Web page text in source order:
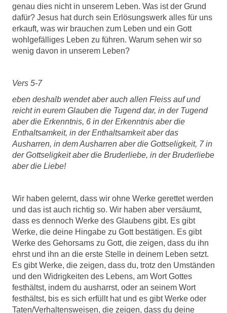
genau dies nicht in unserem Leben. Was ist der Grund
dafür? Jesus hat durch sein Erlösungswerk alles für uns
erkauft, was wir brauchen zum Leben und ein Gott
wohlgefälliges Leben zu führen. Warum sehen wir so
wenig davon in unserem Leben?
Vers 5-7
eben deshalb wendet aber auch allen Fleiss auf und
reicht in eurem Glauben die Tugend dar, in der Tugend
aber die Erkenntnis, 6 in der Erkenntnis aber die
Enthaltsamkeit, in der Enthaltsamkeit aber das
Ausharren, in dem Ausharren aber die Gottseligkeit, 7 in
der Gottseligkeit aber die Bruderliebe, in der Bruderliebe
aber die Liebe!
Wir haben gelernt, dass wir ohne Werke gerettet werden
und das ist auch richtig so. Wir haben aber versäumt,
dass es dennoch Werke des Glaubens gibt. Es gibt
Werke, die deine Hingabe zu Gott bestätigen. Es gibt
Werke des Gehorsams zu Gott, die zeigen, dass du ihn
ehrst und ihn an die erste Stelle in deinem Leben setzt.
Es gibt Werke, die zeigen, dass du, trotz den Umständen
und den Widrigkeiten des Lebens, am Wort Gottes
festhältst, indem du ausharrst, oder an seinem Wort
festhältst, bis es sich erfüllt hat und es gibt Werke oder
Taten/Verhaltensweisen, die zeigen, dass du deine